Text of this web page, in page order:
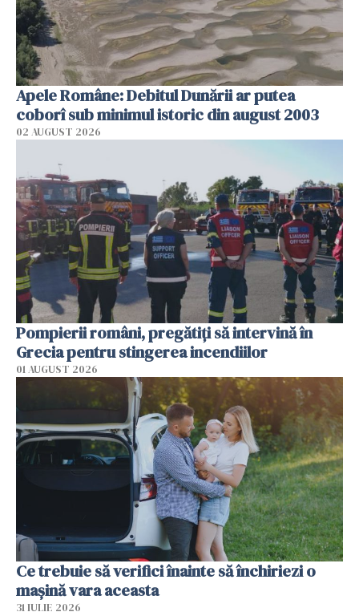
Apele Române: Debitul Dunării ar putea
coborî sub minimul istoric din august 2003
02 AUGUST 2026
Pompierii români, pregătiţi să intervină în
Grecia pentru stingerea incendiilor
01 AUGUST 2026
Ce trebuie să verifici înainte să închiriezi o
mașină vara aceasta
31 IULIE 2026